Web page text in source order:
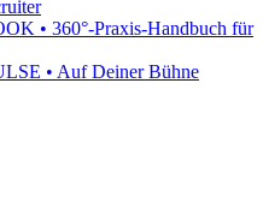
• 360°-Praxis-Handbuch für
• Auf Deiner Bühne